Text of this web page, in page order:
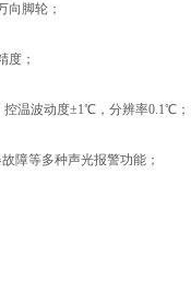
脚轮；
；
温波动度±1℃，分辨率0.1℃；
等多种声光报警功能；